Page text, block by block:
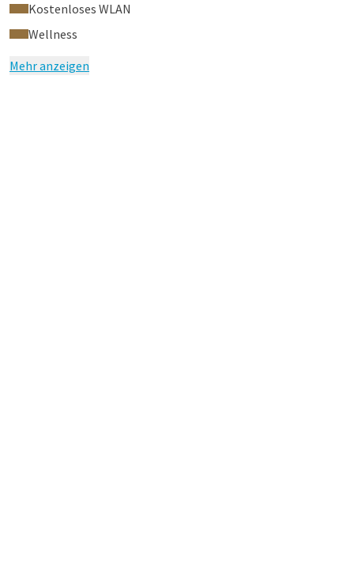
Kostenloses WLAN
Wellness
Mehr anzeigen